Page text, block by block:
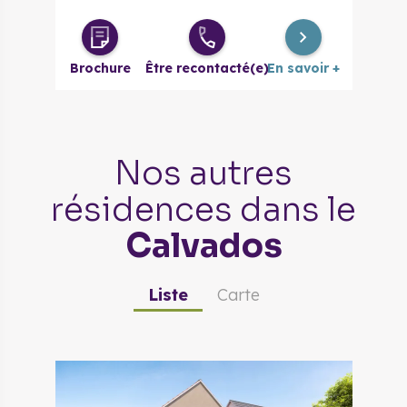
3 pièces à partir de 187 000 €
Maison 3
230 000 €
Brochure Être recontacté(e)En savoir +
Nos autres
résidences dans le
Calvados
Liste Carte